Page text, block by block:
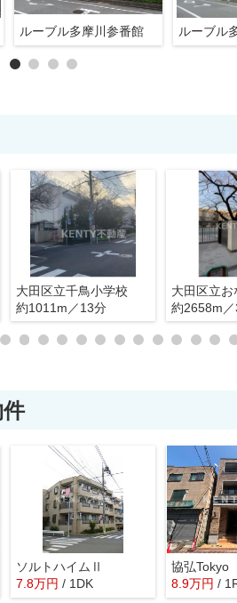
ルーブル多摩川参番館 ルーブル
大田区立千鳥小学校
約1011m／13分
約2658m
ソルトハイムⅡ
7.8万円 / 1DK
協弘Tokyo
8.9万円 /